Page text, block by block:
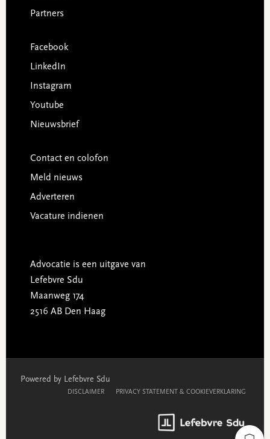
Partners
Facebook
LinkedIn
Instagram
Youtube
Nieuwsbrief
Contact en colofon
Meld nieuws
Adverteren
Vacature indienen
Advocatie is een uitgave van
Lefebvre Sdu
Maanweg 174
2516 AB Den Haag
Powered by Lefebvre Sdu
DISCLAIMER PRIVACY STATEMENT & COOKIEVERKLARING